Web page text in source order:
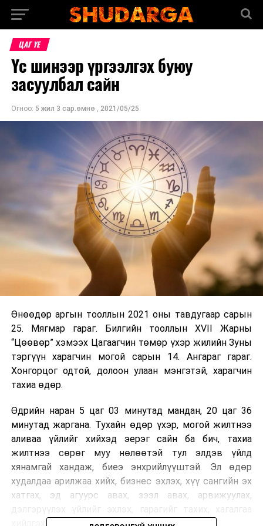
ЦАГ ҮЕ
Үс шинээр үргээлгэх буюу
засуулбал сайн
Огноо: 5 жил 3 сар.өмнө , 2021/05/25
Өнөөдөр аргын тооллын 2021 оны тавдугаар сарын
25. Мягмар гараг. Билгийн тооллын XVII Жарны
“Цөөвөр” хэмээх Цагаагчин төмөр үхэр жилийн Зуны
тэргүүн харагчин могой сарын 14. Ангараг гараг.
Хонгорцог одтой, долоон улаан мэнгэтэй, харагчин
тахиа өдөр.
Өдрийн наран 5 цаг 03 минутад мандан, 20 цаг 36
минутад жаргана. Тухайн өдөр үхэр, могой жилтнээ
аливаа үйлийг хийхэд эерэг сайн ба бич, тахиа
жилтнээ сөрөг муу нөлөөтэй тул элдэв үйлд
хянамгай хандаж, биеэ энхрийлүүштэй. Эл өдөр
худалдаа арилжаа хийх, бизнес эхлэх, хүү сангийн эх
хатгах, эд агуурс авах, зээл авах, арвижуулах,
хийлгэх, буг дарах, газрын ам бооход сайн.